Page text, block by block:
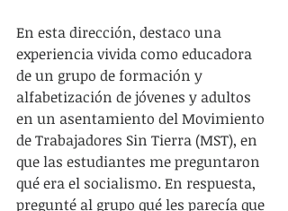
En esta dirección, destaco una
experiencia vivida como educadora
de un grupo de formación y
alfabetización de jóvenes y adultos
en un asentamiento del Movimiento
de Trabajadores Sin Tierra (MST), en
que las estudiantes me preguntaron
qué era el socialismo. En respuesta,
pregunté al grupo qué les parecía que